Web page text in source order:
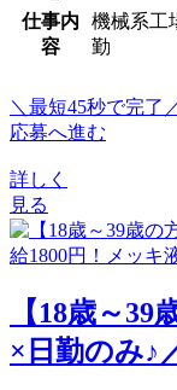
仕事内
容
機械系工
勤
＼最短45秒で完了
応募へ進む
詳しく
見る
【18歳～
×日勤のみ♪